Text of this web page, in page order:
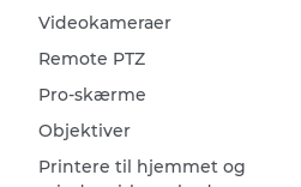
Videokameraer
Remote PTZ
Pro-skærme
Objektiver
Printere til hjemmet og